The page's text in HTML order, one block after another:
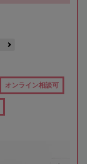
オンライン相談可